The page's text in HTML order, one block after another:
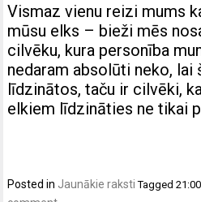
Vismaz vienu reizi mums
mūsu elks – bieži mēs
cilvēku, kura personība
nedaram absolūti neko, lai
līdzinātos, taču ir cilvēki,
elkiem līdzināties ne tikai
Posted in Jaunākie raksti Tagged21:00